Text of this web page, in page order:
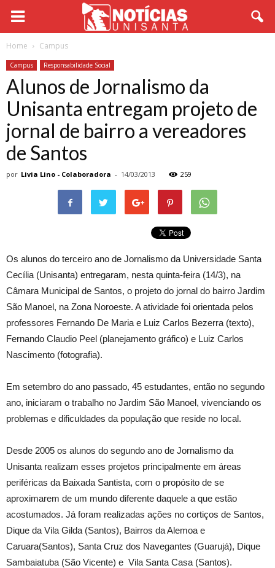
Home Campus
Campus Responsabilidade Social
Alunos de Jornalismo da
Unisanta entregam projeto de
jornal de bairro a vereadores
de Santos
por Livia Lino - Colaboradora - 14/03/2013 259
Os alunos do terceiro ano de Jornalismo da Universidade Santa
Cecília (Unisanta) entregaram, nesta quinta-feira (14/3), na
Câmara Municipal de Santos, o projeto do jornal do bairro Jardim
São Manoel, na Zona Noroeste. A atividade foi orientada pelos
professores Fernando De Maria e Luiz Carlos Bezerra (texto),
Fernando Claudio Peel (planejamento gráfico) e Luiz Carlos
Nascimento (fotografia).
Em setembro do ano passado, 45 estudantes, então no segundo
ano, iniciaram o trabalho no Jardim São Manoel, vivenciando os
problemas e dificuldades da população que reside no local.
Desde 2005 os alunos do segundo ano de Jornalismo da
Unisanta realizam esses projetos principalmente em áreas
periféricas da Baixada Santista, com o propósito de se
aproximarem de um mundo diferente daquele a que estão
acostumados. Já foram realizadas ações no cortiços de Santos,
Dique da Vila Gilda (Santos), Bairros da Alemoa e
Caruara(Santos), Santa Cruz dos Navegantes (Guarujá), Dique
Sambaiatuba (São Vicente) e Vila Santa Casa (Santos).